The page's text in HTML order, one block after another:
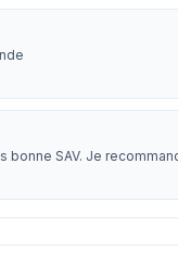
bonne SAV. Je